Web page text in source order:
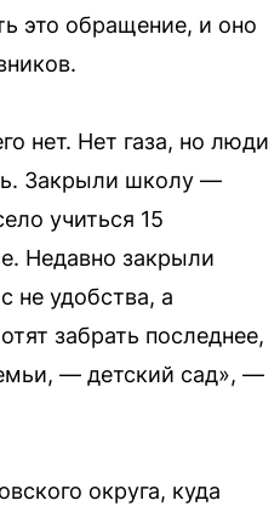
это обращение, и оно
нет. Нет газа, но люди
Закрыли школу —
учиться 15
Недавно закрыли
не удобства, а
забрать последнее,
— детский сад», —
округа, куда